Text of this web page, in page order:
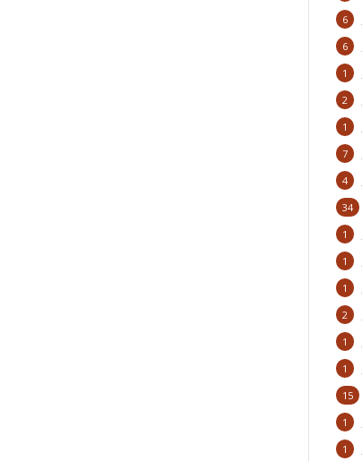
6
6
1
2
1
7
4
34
1
1
1
2
1
1
15
1
1